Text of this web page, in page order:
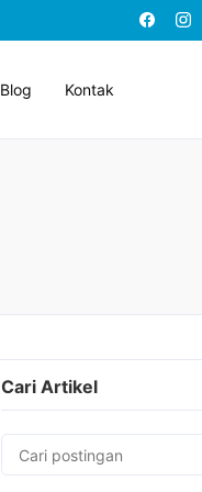
Blog Kontak
Cari Artikel